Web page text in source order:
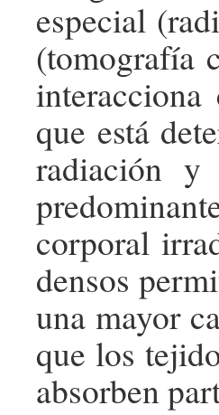
especial
(tomografía
que está
radiación
corporal
densos
una mayor
que los
absorben